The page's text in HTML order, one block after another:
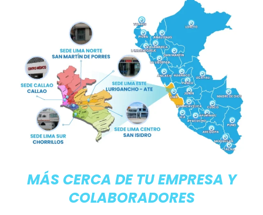
MÁS CERCA DE TU EMPRESA Y
COLABORADORES